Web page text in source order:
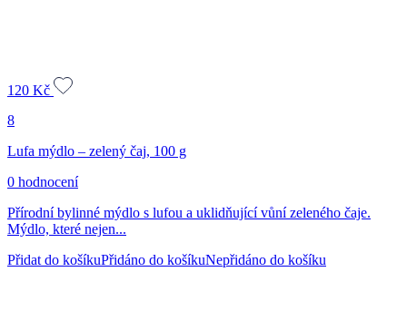
120 Kč
8
Lufa mýdlo – zelený čaj, 100 g
0 hodnocení
Přírodní bylinné mýdlo s lufou a uklidňující vůní zeleného čaje.
Mýdlo, které nejen...
Přidat do košíkuPřidáno do košíkuNepřidáno do košíku